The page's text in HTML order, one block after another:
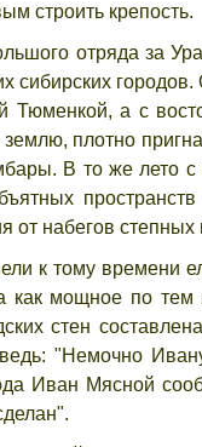
строить крепость.
отряда за
сибирских
а с
плотно
В то же лето
от набегов степных
к тому времени
как мощное по
стен
"Немочно
Иван Мясной